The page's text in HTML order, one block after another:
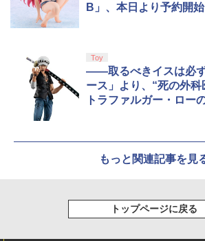
B」、本日より予約開始
Toy
――取るべきイスは必
ース」より、“死の外
トラファルガー・ロー
ギュアが完全新規造形
もっと関連記事を見
トップページに戻る